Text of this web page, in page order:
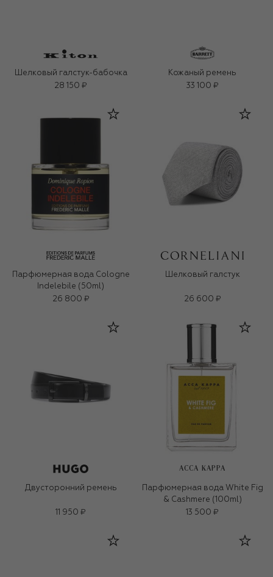
Шелковый галстук-бабочка
28 150 ₽
Кожаный ремень
33 100 ₽
Парфюмерная вода Cologne
Indelebile (50ml)
26 800 ₽
Шелковый галстук
26 600 ₽
Двусторонний ремень
11 950 ₽
ACCA KAPPA
Парфюмерная вода White Fig
& Cashmere (100ml)
13 500 ₽